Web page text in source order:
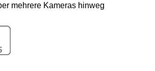
mehrere Kameras hinweg